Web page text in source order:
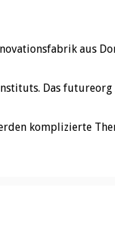
aus
Das
komplizierte